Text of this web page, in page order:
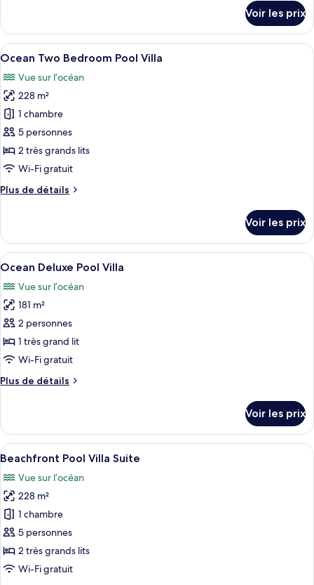
Villa
le
type
de
Ocean
Pool
Villa
Voir les prix
Afficher
toutes
les
photos
pour
ce
type
de
chambre :
Ocean
Pool
Villa
Un complexe hôtelier comprenant
10
Ocean Two Bedroom Pool Villa
Vue sur l’océan
228 m²
1 chambre
5 personnes
2 très grands lits
Wi-Fi gratuit
Plus de détails
Plus
le
type
de
Ocean
Two
Pool
Villa
Voir les prix
Afficher
toutes
les
photos
pour
ce
type
chambre :
Pool
Villa
Un complexe hôtelier doté d’une
7
Ocean Deluxe Pool Villa
Vue sur l’océan
181 m²
2 personnes
1 très grand lit
Wi-Fi gratuit
Plus de détails
Plus
le
type
de
Ocean
Deluxe
Pool
Villa
Voir les prix
Afficher
toutes
les
photos
pour
ce
type
de
chambre :
Une maison en bois à deux étages,
11
Beachfront Pool Villa Suite
Vue sur l’océan
228 m²
1 chambre
5 personnes
2 très grands lits
Wi-Fi gratuit